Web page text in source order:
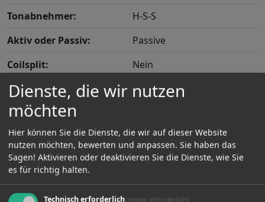
Tonabnehmer:
H-S-S
Aktiv oder Passiv:
Passive
Coilsplit:
Nein
Noiseless:
Nein
Sustainer:
Piezo:
Nein
FilterTron:
Nein
Dienste, die wir nutzen
möchten
Hier können Sie die Dienste, die wir auf dieser Website
nutzen möchten, bewerten und anpassen. Sie haben das
Sagen! Aktivieren oder deaktivieren Sie die Dienste, wie Sie
es für richtig halten.
Technisch erforderlich (immer erforderlich)